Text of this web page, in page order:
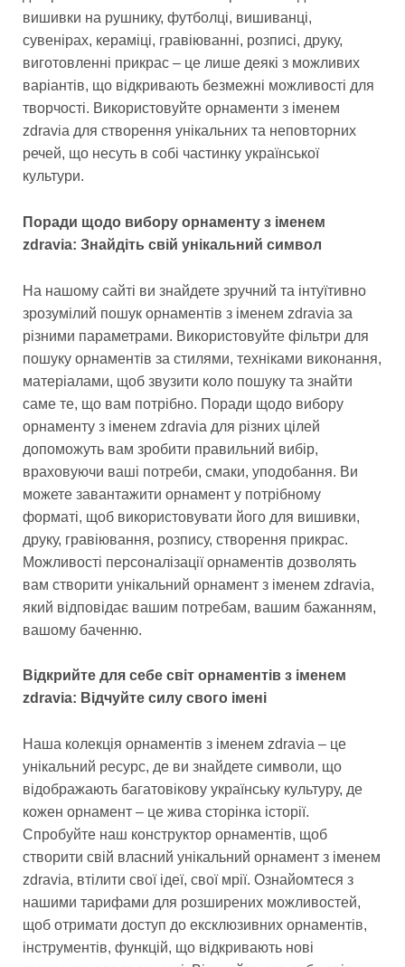
вишивки на рушнику, футболці, вишиванці,
сувенірах, кераміці, гравіюванні, розписі, друку,
виготовленні прикрас – це лише деякі з можливих
варіантів, що відкривають безмежні можливості для
творчості. Використовуйте орнаменти з іменем
zdravia для створення унікальних та неповторних
речей, що несуть в собі частинку української
культури.
Поради щодо вибору орнаменту з іменем
zdravia: Знайдіть свій унікальний символ
На нашому сайті ви знайдете зручний та інтуїтивно
зрозумілий пошук орнаментів з іменем zdravia за
різними параметрами. Використовуйте фільтри для
пошуку орнаментів за стилями, техніками виконання,
матеріалами, щоб звузити коло пошуку та знайти
саме те, що вам потрібно. Поради щодо вибору
орнаменту з іменем zdravia для різних цілей
допоможуть вам зробити правильний вибір,
враховуючи ваші потреби, смаки, уподобання. Ви
можете завантажити орнамент у потрібному
форматі, щоб використовувати його для вишивки,
друку, гравіювання, розпису, створення прикрас.
Можливості персоналізації орнаментів дозволять
вам створити унікальний орнамент з іменем zdravia,
який відповідає вашим потребам, вашим бажанням,
вашому баченню.
Відкрийте для себе світ орнаментів з іменем
zdravia: Відчуйте силу свого імені
Наша колекція орнаментів з іменем zdravia – це
унікальний ресурс, де ви знайдете символи, що
відображають багатовікову українську культуру, де
кожен орнамент – це жива сторінка історії.
Спробуйте наш конструктор орнаментів, щоб
створити свій власний унікальний орнамент з іменем
zdravia, втілити свої ідеї, свої мрії. Ознайомтеся з
нашими тарифами для розширених можливостей,
щоб отримати доступ до ексклюзивних орнаментів,
інструментів, функцій, що відкривають нові